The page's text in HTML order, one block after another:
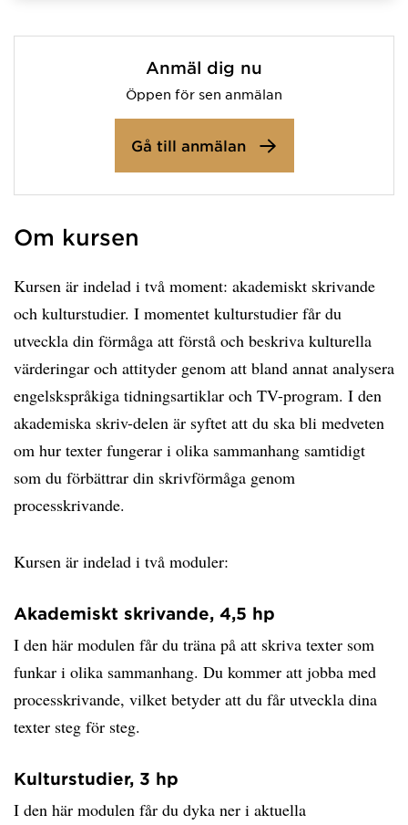
Anmäl dig nu
Öppen för sen anmälan
Gå till anmälan
Om kursen
Kursen är indelad i två moment: akademiskt skrivande
och kulturstudier. I momentet kulturstudier får du
utveckla din förmåga att förstå och beskriva kulturella
värderingar och attityder genom att bland annat analysera
engelskspråkiga tidningsartiklar och TV-program. I den
akademiska skriv-delen är syftet att du ska bli medveten
om hur texter fungerar i olika sammanhang samtidigt
som du förbättrar din skrivförmåga genom
processkrivande.
Kursen är indelad i två moduler:
Akademiskt skrivande, 4,5 hp
I den här modulen får du träna på att skriva texter som
funkar i olika sammanhang. Du kommer att jobba med
processkrivande, vilket betyder att du får utveckla dina
texter steg för steg.
Kulturstudier, 3 hp
I den här modulen får du dyka ner i aktuella